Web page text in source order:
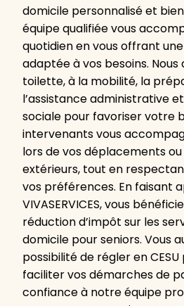
domicile personnalisé et
équipe qualifiée vous
quotidien en vous offrant
adaptée à vos besoins. Nous
toilette, à la mobilité, la
l’assistance administrative
sociale pour favoriser votre
intervenants vous
lors de vos déplacements
extérieurs, tout en
vos préférences. En faisant
VIVASERVICES, vous
réduction d’impôt sur les
domicile pour seniors. Vous
possibilité de régler en
faciliter vos démarches de
confiance à notre équipe